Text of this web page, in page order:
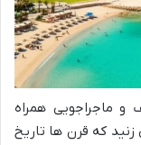
ماجراجویی همراه
که قرن ها تاریخ